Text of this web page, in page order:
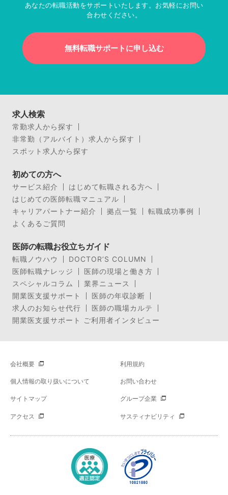
あなたの転職活動をサポートいたします。お気軽にお問い
合わせください。
無料転職サポートに申し込む
求人検索
常勤求人から探す
非常勤（アルバイト）求人から探す
スポット求人から探す
初めての方へ
サービス紹介
はじめて転職される方へ
はじめての医師転職マニュアル
キャリアパートナー紹介
拠点一覧
転職成功事例
よくあるご質問
医師の転職お役立ちガイド
転職ノウハウ
DOCTOR’S COLUMN
医師転職ナレッジ
医師の現場と働き方
スペシャルコラム
業界ニュース
開業医支援サポート
医師の年収診断
求人のお知らせ代行
医師の職場カルテ
開業医支援サポート ご利用者インタビュー
会社概要 利用規約
個人情報の取り扱いについて お問い合わせ
サイトマップ グループ企業
アクセス サスティナビリティ